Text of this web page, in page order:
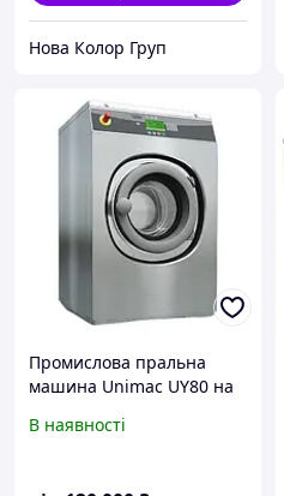
Нова Колор Груп
Промислова пральна
машина Unimac UY80 на
В наявності